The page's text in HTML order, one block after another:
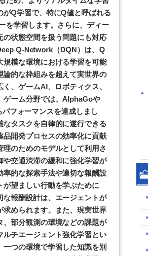
Q学習で、特にQ値と呼ばれる
を学習します。さらに、ディー
状態空間を扱う問題にも対応
Q-Network（DQN）は、Q
模な環境における学習を可能
的な枠組みを超えて実世界の
、ゲームAI、ロボティクス、
ゲーム分野では、AlphaGoや
フォーマンスを達成しまし
タスクを自律的に遂行できる
開発プロセスの効率化に貢献
のためのモデルとして利用さ
交通渋滞の緩和に強化学習が
的な探索手法や適切な報酬設
望ましい行動を学ぶために
報酬設計は、エージェントが
められます。また、現実世界
部分観測の環境などの課題が
チエージェント強化学習とい
つの環境で学習した知識を別